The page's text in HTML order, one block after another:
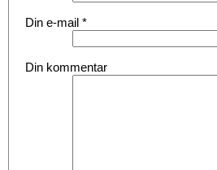
Din e-mail *
Din kommentar